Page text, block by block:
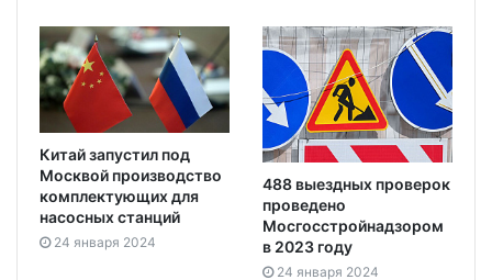
Китай запустил под
Москвой производство
комплектующих для
насосных станций
24 января 2024
488 выездных проверок
проведено
Мосгосстройнадзором
в 2023 году
24 января 2024